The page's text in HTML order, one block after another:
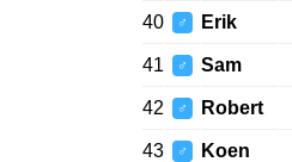
40 ♂ Erik
41 ♂ Sam
42 ♂ Robert
43 ♂ Koen